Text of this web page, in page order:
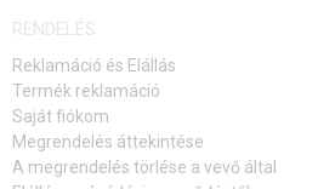
RENDELÉS
Reklamáció és Elállás
Termék reklamáció
Saját fiókom
Megrendelés áttekintése
A megrendelés törlése a vevő által